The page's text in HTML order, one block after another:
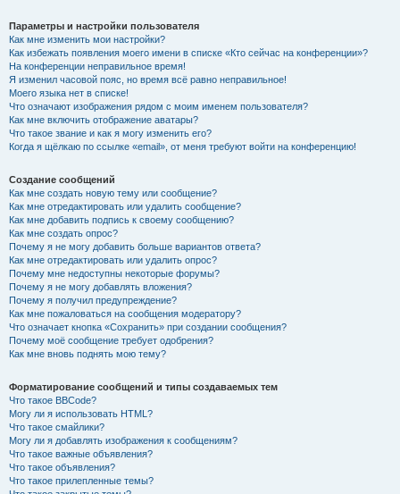
Параметры и настройки пользователя
Как мне изменить мои настройки?
Как избежать появления моего имени в списке «Кто сейчас на конференции»?
На конференции неправильное время!
Я изменил часовой пояс, но время всё равно неправильное!
Моего языка нет в списке!
Что означают изображения рядом с моим именем пользователя?
Как мне включить отображение аватары?
Что такое звание и как я могу изменить его?
Когда я щёлкаю по ссылке «email», от меня требуют войти на конференцию!
Создание сообщений
Как мне создать новую тему или сообщение?
Как мне отредактировать или удалить сообщение?
Как мне добавить подпись к своему сообщению?
Как мне создать опрос?
Почему я не могу добавить больше вариантов ответа?
Как мне отредактировать или удалить опрос?
Почему мне недоступны некоторые форумы?
Почему я не могу добавлять вложения?
Почему я получил предупреждение?
Как мне пожаловаться на сообщения модератору?
Что означает кнопка «Сохранить» при создании сообщения?
Почему моё сообщение требует одобрения?
Как мне вновь поднять мою тему?
Форматирование сообщений и типы создаваемых тем
Что такое BBCode?
Могу ли я использовать HTML?
Что такое смайлики?
Могу ли я добавлять изображения к сообщениям?
Что такое важные объявления?
Что такое объявления?
Что такое прилепленные темы?